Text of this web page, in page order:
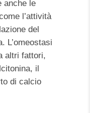
anche le
l’attività
del
L’omeostasi
altri fattori,
il
di calcio